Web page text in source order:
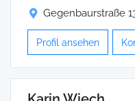
Gegenbaurstraße
Profil ansehen